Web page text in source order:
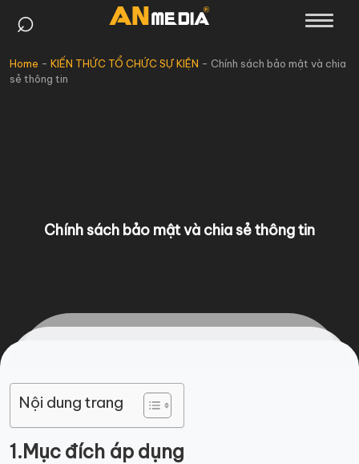
⌕
Home - KIẾN THỨC TỔ CHỨC SỰ KIỆN - Chính sách bảo mật và chia
sẻ thông tin
Chính sách bảo mật và chia sẻ thông tin
Nội dung trang
1.Mục đích áp dụng